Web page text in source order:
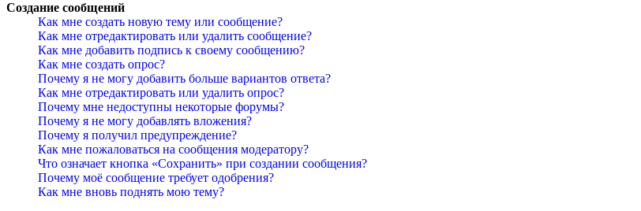
Создание сообщений
Как мне создать новую тему или сообщение?
Как мне отредактировать или удалить сообщение?
Как мне добавить подпись к своему сообщению?
Как мне создать опрос?
Почему я не могу добавить больше вариантов ответа?
Как мне отредактировать или удалить опрос?
Почему мне недоступны некоторые форумы?
Почему я не могу добавлять вложения?
Почему я получил предупреждение?
Как мне пожаловаться на сообщения модератору?
Что означает кнопка «Сохранить» при создании сообщения?
Почему моё сообщение требует одобрения?
Как мне вновь поднять мою тему?